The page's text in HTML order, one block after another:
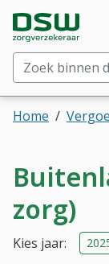
Direct naar
Direct naar
Zoek binnen
Home
zorg)
Kies jaar: